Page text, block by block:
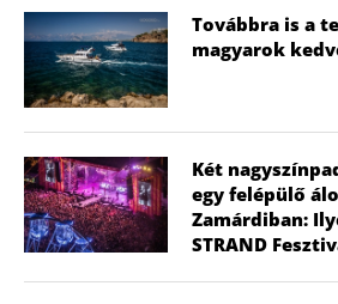
Továbbra is a
magyarok
Két
egy felépülő
Zamárdiban:
STRAND